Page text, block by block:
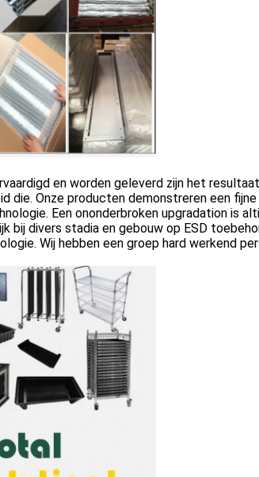
en worden geleverd zijn het
die. Onze producten demonstreren een fijne
Een ononderbroken upgradation is
bij divers stadia en gebouw op ESD
Wij hebben een groep hard werkend